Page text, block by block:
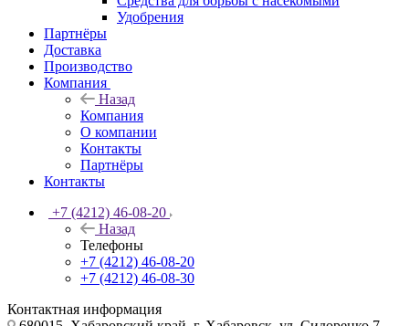
Удобрения
Партнёры
Доставка
Производство
Компания
Назад
Компания
О компании
Контакты
Партнёры
Контакты
+7 (4212) 46-08-20
Назад
Телефоны
+7 (4212) 46-08-20
+7 (4212) 46-08-30
Контактная информация